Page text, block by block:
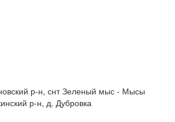
р-н, снт Зеленый мыс - Мысы
р-н, д. Дубровка